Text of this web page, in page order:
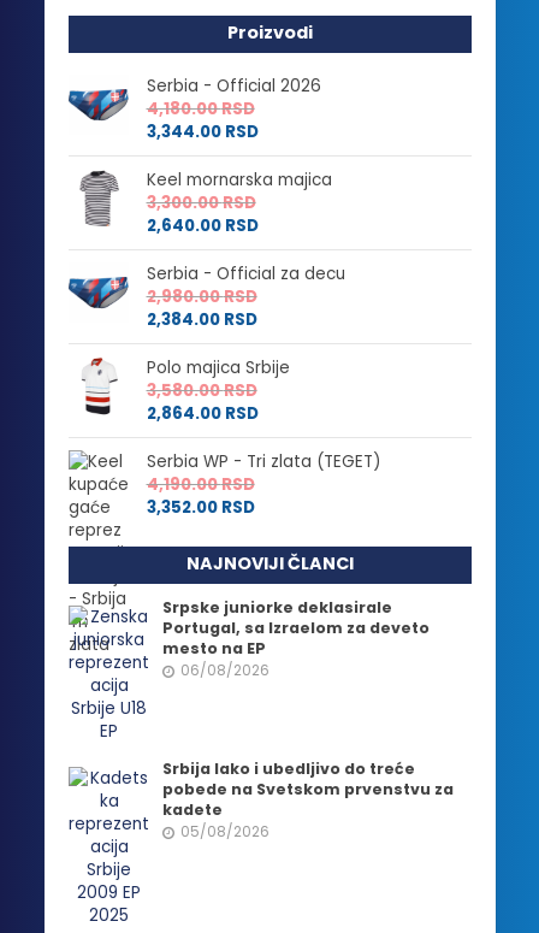
Proizvodi
Serbia - Official 2026
4,180.00RSD
3,344.00 RSD
Keel mornarska majica
3,300.00RSD
2,640.00 RSD
Serbia - Official za decu
2,980.00RSD
2,384.00 RSD
Polo majica Srbije
3,580.00RSD
2,864.00 RSD
Serbia WP - Tri zlata (TEGET)
4,190.00RSD
3,352.00 RSD
NAJNOVIJI ČLANCI
Srpske juniorke deklasirale
Portugal, sa Izraelom za deveto
mesto na EP
06/08/2026
Srbija lako i ubedljivo do treće
pobede na Svetskom prvenstvu za
kadete
05/08/2026